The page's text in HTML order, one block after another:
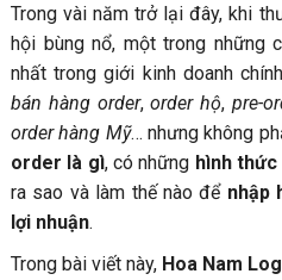
3.2. Nhược điểm
4. Nhập hàng order hiệu quả
4.1. Hoa Nam Logistics hỗ
5. Kết luận: Order là gì và đâu
trong kinh doanh order?
Liên hệ Hoa Nam Logistics
Trong vài năm trở lại đây, khi
hội bùng nổ, một trong những
nhất trong giới kinh doanh
bán hàng order,order hộ, pre-
order hàng Mỹ… nhưng không
order là gì, có những hình
ra sao và làm thế nào để nhập
lợi nhuận.
Trong bài viết này, Hoa Nam